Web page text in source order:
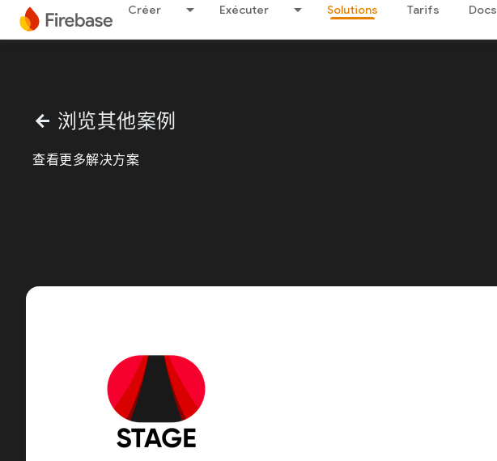
Créer Exécuter Solutions Tarifs Docs
arrow_back 浏览其他案例
查看更多解决方案